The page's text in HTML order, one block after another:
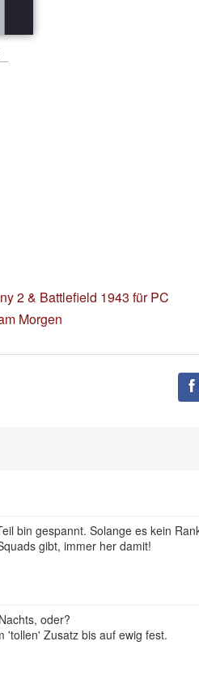
2 & Battlefield 1943 für PC
Morgen
bin gespannt. Solange es kein
gibt, immer her damit!
oder?
'tollen' Zusatz bis auf ewig fest.